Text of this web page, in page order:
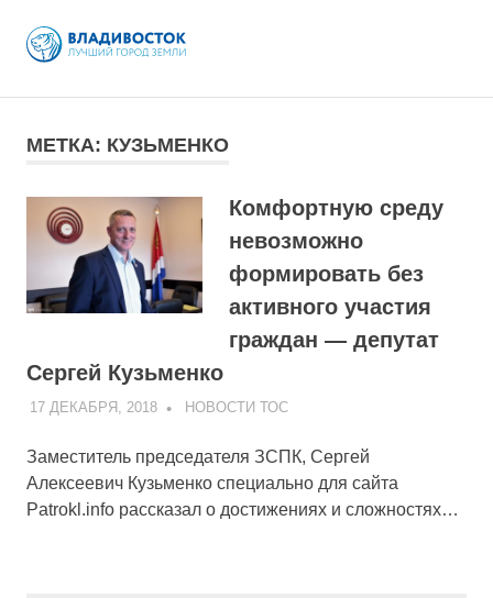
МЕТКА: КУЗЬМЕНКО
Комфортную среду
невозможно
формировать без
активного участия
граждан — депутат
Сергей Кузьменко
17 ДЕКАБРЯ, 2018 ADMIN
НОВОСТИ ТОС
Заместитель председателя ЗСПК, Сергей
Алексеевич Кузьменко специально для сайта
Patrokl.info рассказал о достижениях и сложностях…